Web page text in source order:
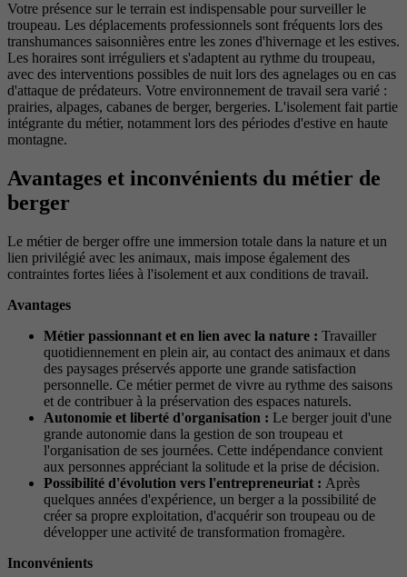
Votre présence sur le terrain est indispensable pour surveiller le
troupeau. Les déplacements professionnels sont fréquents lors des
transhumances saisonnières entre les zones d'hivernage et les estives.
Les horaires sont irréguliers et s'adaptent au rythme du troupeau,
avec des interventions possibles de nuit lors des agnelages ou en cas
d'attaque de prédateurs. Votre environnement de travail sera varié :
prairies, alpages, cabanes de berger, bergeries. L'isolement fait partie
intégrante du métier, notamment lors des périodes d'estive en haute
montagne.
Avantages et inconvénients du métier de
berger
Le métier de berger offre une immersion totale dans la nature et un
lien privilégié avec les animaux, mais impose également des
contraintes fortes liées à l'isolement et aux conditions de travail.
Avantages
Métier passionnant et en lien avec la nature : Travailler
quotidiennement en plein air, au contact des animaux et dans
des paysages préservés apporte une grande satisfaction
personnelle. Ce métier permet de vivre au rythme des saisons
et de contribuer à la préservation des espaces naturels.
Autonomie et liberté d'organisation : Le berger jouit d'une
grande autonomie dans la gestion de son troupeau et
l'organisation de ses journées. Cette indépendance convient
aux personnes appréciant la solitude et la prise de décision.
Possibilité d'évolution vers l'entrepreneuriat : Après
quelques années d'expérience, un berger a la possibilité de
créer sa propre exploitation, d'acquérir son troupeau ou de
développer une activité de transformation fromagère.
Inconvénients